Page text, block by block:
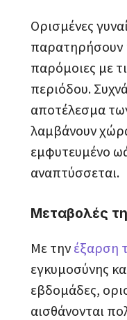
Ορισμένες
παρατηρήσουν
παρόμοιες με
περιόδου.
αποτέλεσμα
λαμβάνουν
εμφυτευμένο
αναπτύσσεται.
Μεταβολές
Με την έξαρση
εγκυμοσύνης
εβδομάδες,
αισθάνονται